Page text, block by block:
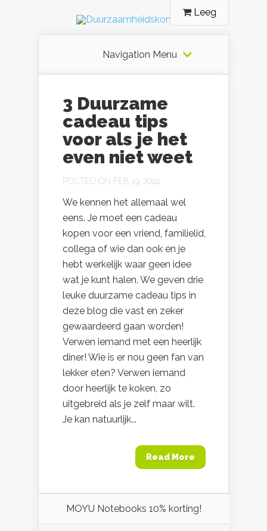
Leeg
Navigation Menu
3 Duurzame
cadeau tips
voor als je het
even niet weet
POSTED ON FEB 19, 2024
We kennen het allemaal wel
eens. Je moet een cadeau
kopen voor een vriend, familielid,
collega of wie dan ook en je
hebt werkelijk waar geen idee
wat je kunt halen. We geven drie
leuke duurzame cadeau tips in
deze blog die vast en zeker
gewaardeerd gaan worden!
Verwen iemand met een heerlijk
diner! Wie is er nou geen fan van
lekker eten? Verwen iemand
door heerlijk te koken, zo
uitgebreid als je zelf maar wilt.
Je kan natuurlijk...
Read More
MOYU Notebooks 10% korting!